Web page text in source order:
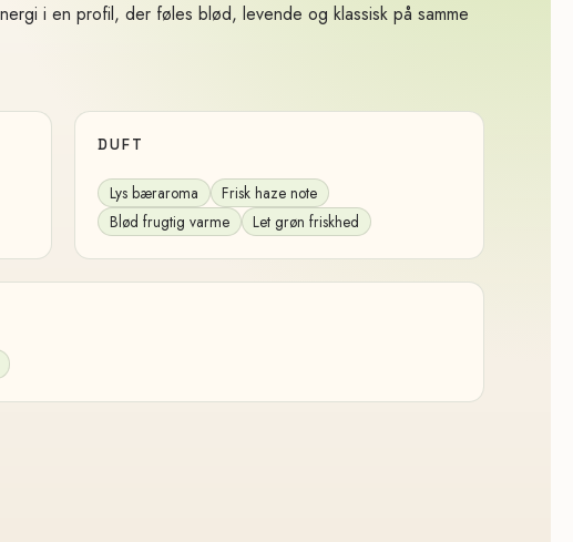
i en profil, der føles blød, levende og klassisk på samme
DUFT
Lys bæraroma
Frisk haze note
Blød frugtig varme
Let grøn friskhed